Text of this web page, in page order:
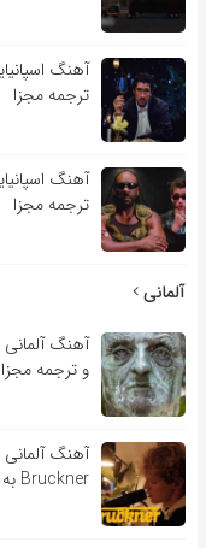
ترجمه مجزا
ترجمه مجزا
آلمانی
و ترجمه مجزا
Bruckner به همراه متن و ترجمه مجزا